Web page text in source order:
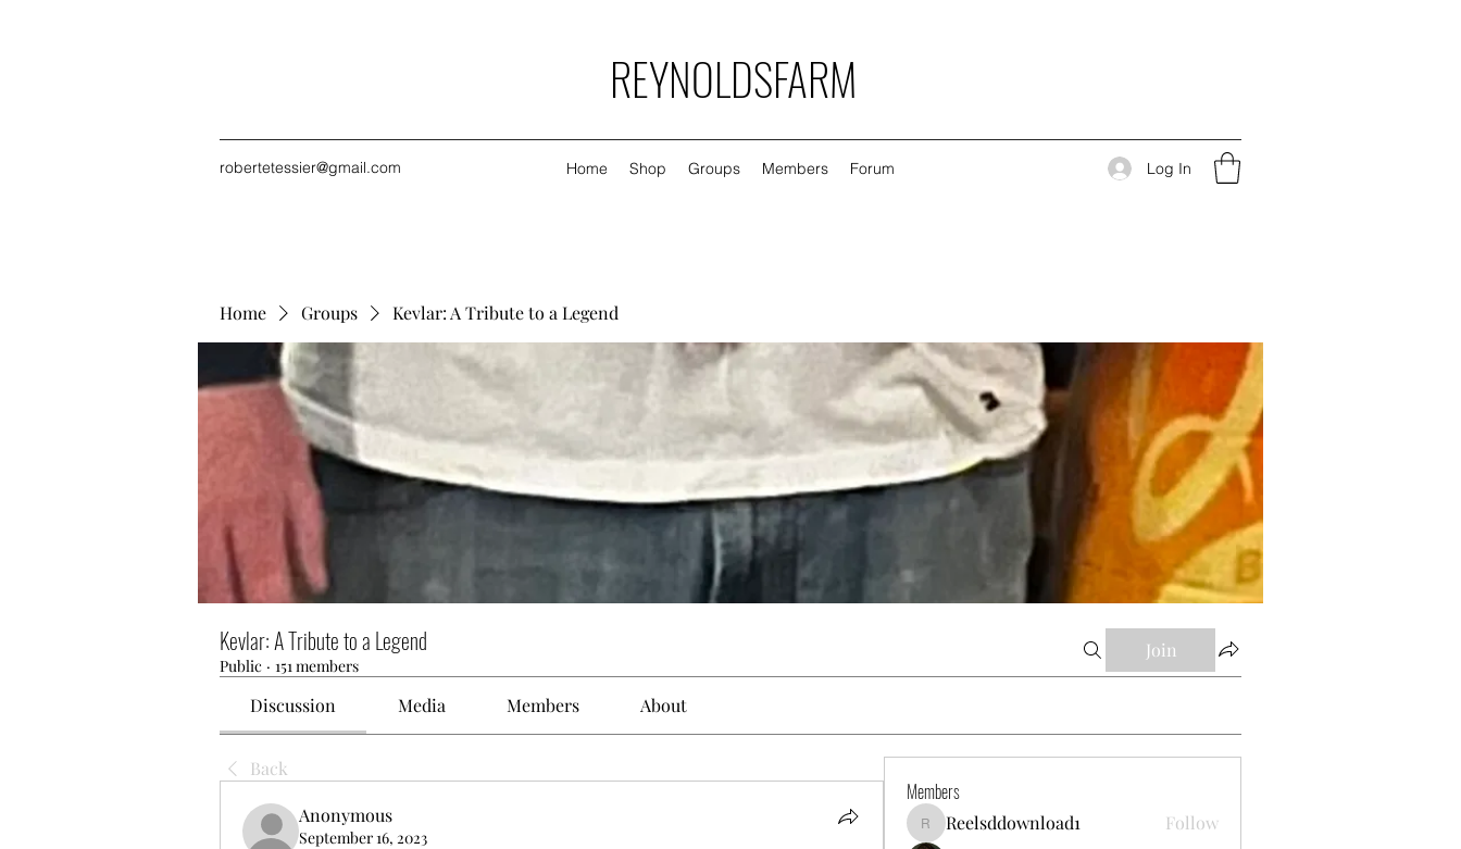
REYNOLDSFARM
robertetessier@gmail.com Home Shop Groups Members Forum Log In
Home Groups Kevlar: A Tribute to a Legend
Kevlar: A Tribute to a Legend
Public · 151 members
Join
Discussion Media Members About
Back
Anonymous
September 16, 2023
Members
Reelsddownload1
Reelsddownload1 Follow